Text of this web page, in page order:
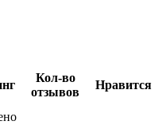
Кол-во
отзывов
Нравится